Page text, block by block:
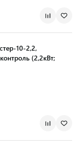
10-2,2,
(2,2кВт;